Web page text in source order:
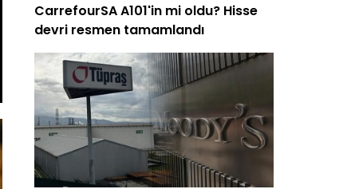
CarrefourSA A101'in mi oldu? Hisse
devri resmen tamamlandı